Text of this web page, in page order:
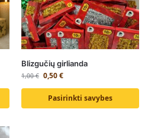
Blizgučių girlianda
1,00€ 0,50€
Pasirinkti savybes